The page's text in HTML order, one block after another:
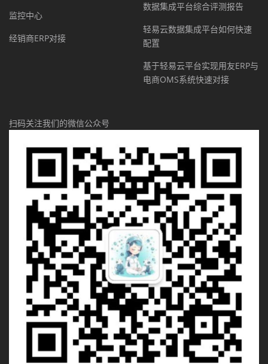
监控中心
经销商ERP对接
数据集成平台综合评测报告
轻易云数据集成平台如何快速
配置
基于轻易云平台实现用友ERP与
电商OMS系统快速对接
扫码关注我们的微信公众号